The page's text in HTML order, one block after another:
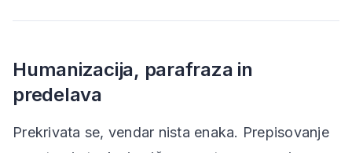
Humanizacija, parafraza in
predelava
Prekrivata se, vendar nista enaka. Prepisovanje